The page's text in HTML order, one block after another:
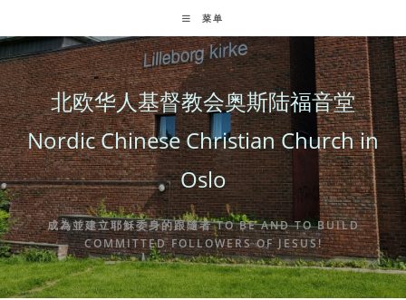
to
content
菜单
北欧华人基督教会奥斯陆福音堂
Nordic Chinese Christian Church in
Oslo
成為並建立耶穌委身的跟隨者 TO BE AND TO BUILD
COMMITTED FOLLOWERS OF JESUS!